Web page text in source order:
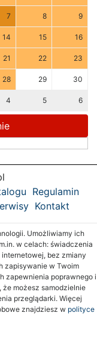
7 8 9
14 15 16
21 22 23
28 29 30
4 5 6
Regulamin
Kontakt
Umożliwiamy ich
w celach: świadczenia
bez zmiany
zapisywanie w Twoim
zapewnienia poprawnego i
możesz samodzielnie
przeglądarki. Więcej
znajdziesz w polityce